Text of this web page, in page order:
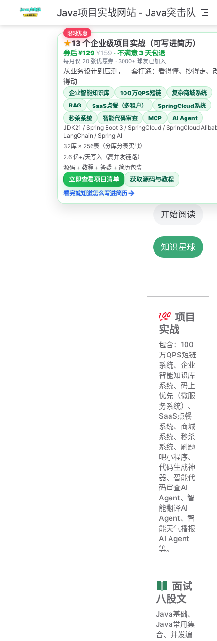
跳至主要內容 Java项目实战网站 - Java突击队
Java突
击队
offer✨
开始阅读
知识星球
项目
实战
包含：100
万QPS短链
系统、企业
智能知识库
系统、码上
优先（微服
务系统）、
SaaS点餐
系统、商城
系统、秒杀
系统、刷题
吧小程序、
代码生成神
器、智能代
码审查AI
Agent、智
能翻译AI
Agent、智
能天气播报
AI Agent
等。
面试
八股文
Java基础、
Java常用集
合、并发编
限时优惠
★13 个企业级项目实战（可写进简历）
券后 ¥129¥159· 不满意 3 天包退
每月仅 20 张优惠券 · 3000+ 球友已加入
从业务设计到压测，一套打通：看得懂、抄得走、
得动
企业智能知识库 100万QPS短链
复杂商城系统
RAG
SaaS点餐（多租户）
SpringCloud系统
秒杀系统
智能代码审查 MCP
AI Agent
JDK21 / Spring Boot 3 / SpringCloud / SpringCloud
LangChain / Spring AI
32库 × 256表（分库分表实战）
2.6 亿+/天写入（高并发链路）
源码 + 教程 + 答疑 + 简历包装
立即查看项目清单
获取源码与教程
看完就知道怎么写进简历→